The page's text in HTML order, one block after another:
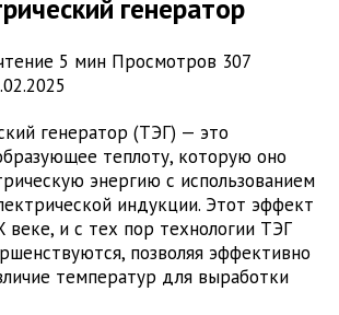
генератор
5 мин Просмотров 307
генератор (ТЭГ) — это
теплоту, которую оно
энергию с использованием
индукции. Этот эффект
и с тех пор технологии ТЭГ
позволяя эффективно
температур для выработки